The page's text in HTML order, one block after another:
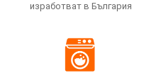
изработват в България